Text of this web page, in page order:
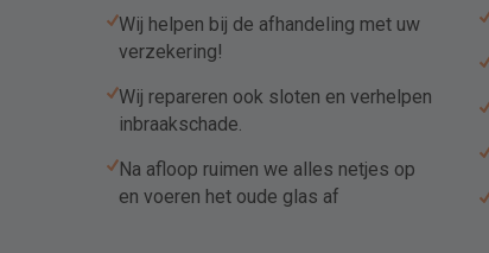
Wij helpen bij de afhandeling met uw
verzekering!
Wij repareren ook sloten en verhelpen
inbraakschade.
Na afloop ruimen we alles netjes op
en voeren het oude glas af